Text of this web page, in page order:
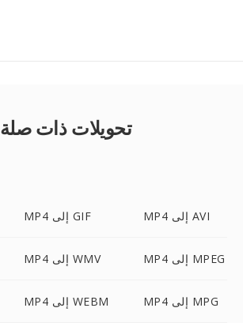
تحويلات ذات صلة
MP4 إلى GIF MP4 إلى AVI
MP4 إلى WMV MP4 إلى MPEG
MP4 إلى WEBM MP4 إلى MPG